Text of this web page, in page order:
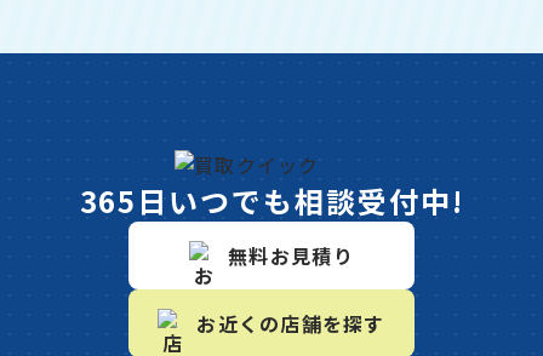
365日いつでも相談受付中!
無料お見積り
お近くの店舗を探す